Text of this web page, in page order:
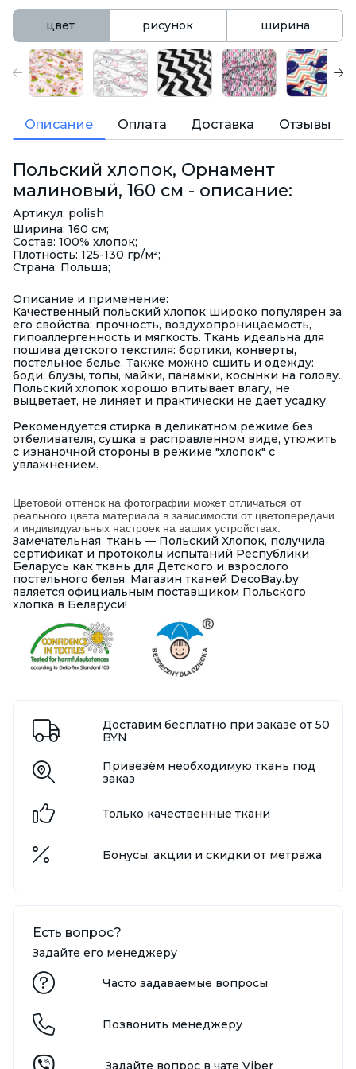
цвет рисунок ширина
Описание Оплата Доставка Отзывы
Польский хлопок, Орнамент
малиновый, 160 см - описание:
Артикул: polish
Ширина: 160 см;
Состав: 100% хлопок;
Плотность: 125-130 гр/м²;
Страна: Польша;
Описание и применение:
Качественный польский хлопок широко популярен за
его свойства: прочность, воздухопроницаемость,
гипоаллергенность и мягкость. Ткань идеальна для
пошива детского текстиля: бортики, конверты,
постельное белье. Также можно сшить и одежду:
боди, блузы, топы, майки, панамки, косынки на голову.
Польский хлопок хорошо впитывает влагу, не
выцветает, не линяет и практически не дает усадку.
Рекомендуется стирка в деликатном режиме без
отбеливателя, сушка в расправленном виде, утюжить
с изнаночной стороны в режиме "хлопок" с
увлажнением.
Цветовой оттенок на фотографии может отличаться от
реального цвета материала в зависимости от цветопередачи
и индивидуальных настроек на ваших устройствах.
Замечательная ткань — Польский Хлопок, получила
сертификат и протоколы испытаний Республики
Беларусь как ткань для Детского и взрослого
постельного белья. Магазин тканей DecoBay.by
является официальным поставщиком Польского
хлопка в Беларуси!
Доставим бесплатно при заказе от 50
BYN
Привезём необходимую ткань под
заказ
Только качественные ткани
Бонусы, акции и скидки от метража
Есть вопрос?
Задайте его менеджеру
Часто задаваемые вопросы
Позвонить менеджеру
Задайте вопрос в чате Viber